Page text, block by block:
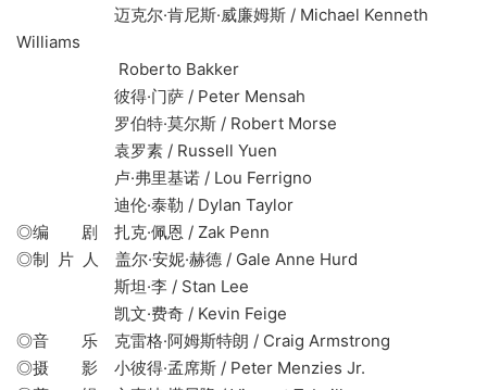
迈克尔·肯尼斯·威廉姆斯 / Michael Kenneth
Williams
Roberto Bakker
彼得·门萨 / Peter Mensah
罗伯特·莫尔斯 / Robert Morse
袁罗素 / Russell Yuen
卢·弗里基诺 / Lou Ferrigno
迪伦·泰勒 / Dylan Taylor
◎编 剧 扎克·佩恩 / Zak Penn
◎制 片 人 盖尔·安妮·赫德 / Gale Anne Hurd
斯坦·李 / Stan Lee
凯文·费奇 / Kevin Feige
◎音 乐 克雷格·阿姆斯特朗 / Craig Armstrong
◎摄 影 小彼得·孟席斯 / Peter Menzies Jr.